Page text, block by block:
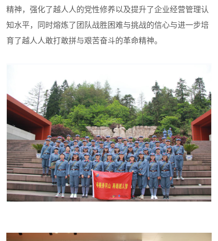
精神，强化了越人人的党性修养以及提升了企业经营管理认
知水平，同时熔炼了团队战胜困难与挑战的信心与进一步培
育了越人人敢打敢拼与艰苦奋斗的革命精神。